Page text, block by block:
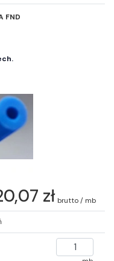
FND
zł brutto / mb